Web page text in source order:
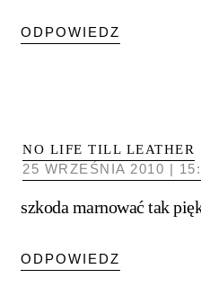
ODPOWIEDZ
NO LIFE TILL LEATHER
25 WRZEŚNIA 2010 |
szkoda marnować tak
ODPOWIEDZ